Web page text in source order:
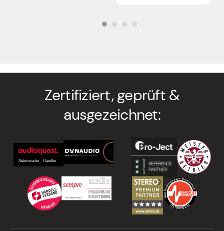
Zertifiziert, geprüft &
ausgezeichnet: